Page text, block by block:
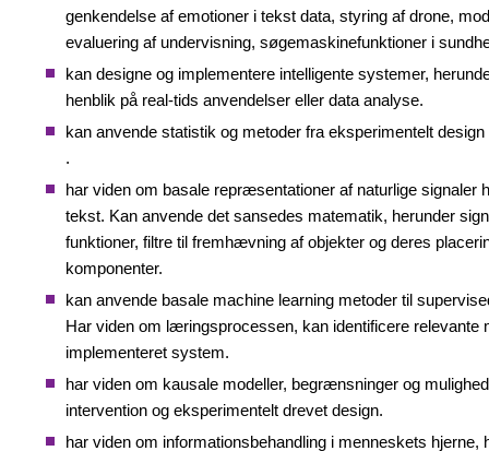
genkendelse af emotioner i tekst data, styring af drone,
evaluering af undervisning, søgemaskinefunktioner i
kan designe og implementere intelligente systemer,
henblik på real-tids anvendelser eller data analyse​.
kan anvende statistik og metoder fra eksperimentelt
.
har viden om basale repræsentationer af naturlige signaler
tekst. Kan anvende det sansedes matematik, herunder
funktioner, filtre til fremhævning af objekter og deres
komponenter.
kan anvende basale machine learning metoder til
Har viden om læringsprocessen, kan identificere relevante
implementeret system​.
har viden om kausale modeller, begrænsninger og
intervention og eksperimentelt drevet design.
har viden om informationsbehandling i menneskets hjerne,